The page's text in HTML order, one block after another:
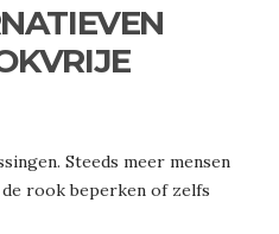
Steeds meer mensen
rook beperken of zelfs